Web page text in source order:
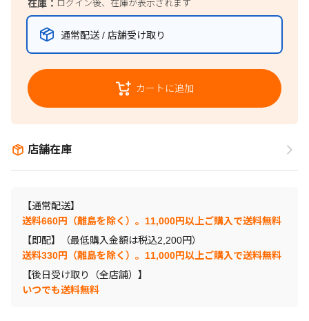
在庫： ログイン後、在庫が表示されます
通常配送 / 店舗受け取り
カートに追加
店舗在庫
【通常配送】
送料660円（離島を除く）。11,000円以上ご購入で送料無料
【即配】（最低購入金額は税込2,200円）
送料330円（離島を除く）。11,000円以上ご購入で送料無料
【後日受け取り（全店舗）】
いつでも送料無料